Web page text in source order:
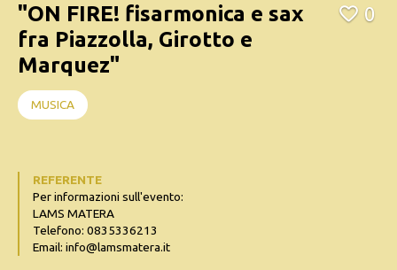
"ON FIRE! fisarmonica e sax
fra Piazzolla, Girotto e
Marquez"
0
MUSICA
REFERENTE
Per informazioni sull'evento:
LAMS MATERA
Telefono: 0835336213
Email: info@lamsmatera.it